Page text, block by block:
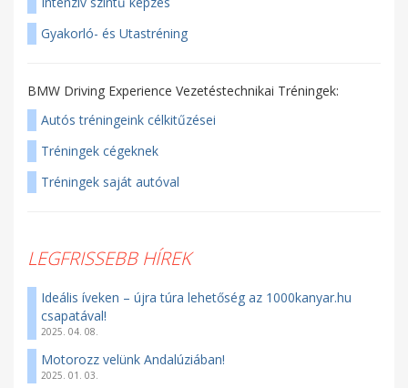
Gyakorló- és Utastréning
BMW Driving Experience Vezetéstechnikai Tréningek:
Autós tréningeink célkitűzései
Tréningek cégeknek
Tréningek saját autóval
LEGFRISSEBB HÍREK
Ideális íveken – újra túra lehetőség az 1000kanyar.hu
csapatával!
2025. 04. 08.
Motorozz velünk Andalúziában!
2025. 01. 03.